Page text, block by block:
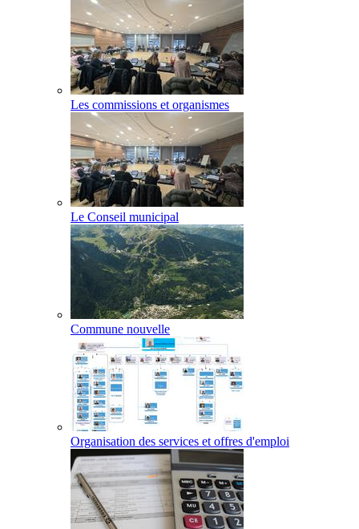
Les commissions et organismes
Le Conseil municipal
Commune nouvelle
Organisation des services et offres d'emploi